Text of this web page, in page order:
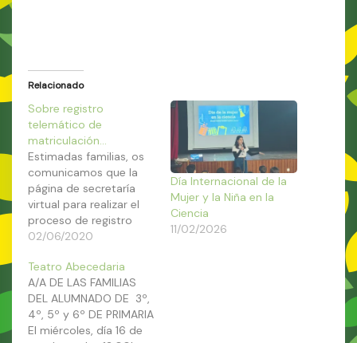
Relacionado
Sobre registro
telemático de
matriculación…
Estimadas familias, os
comunicamos que la
página de secretaría
virtual para realizar el
proceso de registro
telemático de
estado activo en el día
de hoy. Lamentamos
las molestias pero son
causas ajenas a
nosotros. Parece que
02/06/2020
Día Internacional de la
Mujer y la Niña en la
Ciencia
11/02/2026
Teatro Abecedaria
A/A DE LAS FAMILIAS
DEL ALUMNADO DE 3º,
4º, 5º y 6º DE PRIMARIA
El miércoles, día 16 de